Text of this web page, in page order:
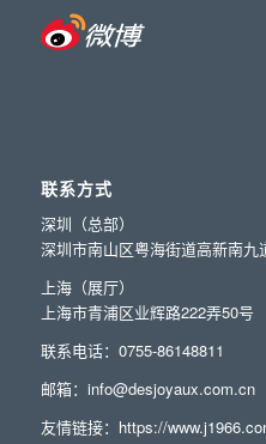
联系方式
深圳（总部）
深圳市南山区粤海街道高新南九
上海（展厅）
上海市青浦区业辉路222弄50号
联系电话：0755-86148811
邮箱：info@desjoyaux.com.cn
友情链接： https://